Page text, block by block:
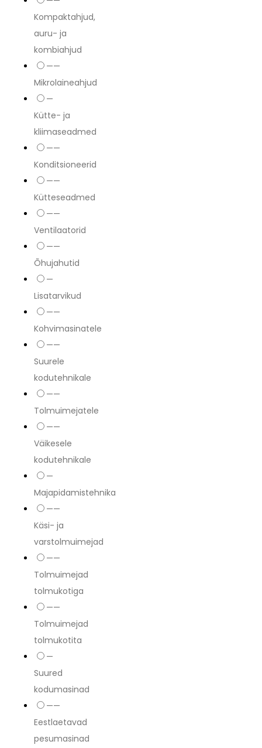
Kompaktahjud,
auru- ja
kombiahjud
——
Mikrolaineahjud
—
Kütte- ja
kliimaseadmed
——
Konditsioneerid
——
Kütteseadmed
——
Ventilaatorid
——
Õhujahutid
—
Lisatarvikud
——
Kohvimasinatele
——
Suurele
kodutehnikale
——
Tolmuimejatele
——
Väikesele
kodutehnikale
—
Majapidamistehnika
——
Käsi- ja
varstolmuimejad
——
Tolmuimejad
tolmukotiga
——
Tolmuimejad
tolmukotita
—
Suured
kodumasinad
——
Eestlaetavad
pesumasinad